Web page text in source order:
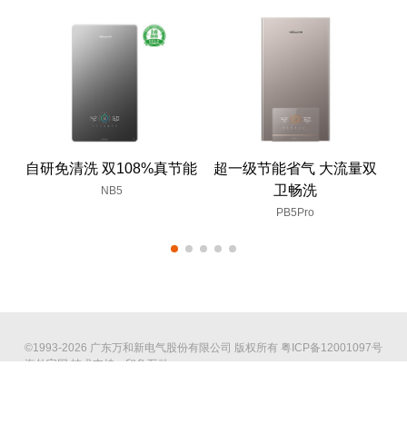
自研免清洗 双108%真节能
NB5
超一级节能省气 大流量双
卫畅洗
PB5Pro
©1993-2026 广东万和新电气股份有限公司 版权所有 粤ICP备12001097号
海外官网 技术支持：印象互动